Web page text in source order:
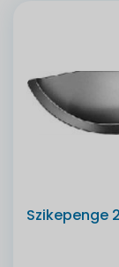
Szikepenge